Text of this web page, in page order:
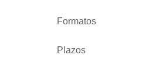
Formatos
Plazos